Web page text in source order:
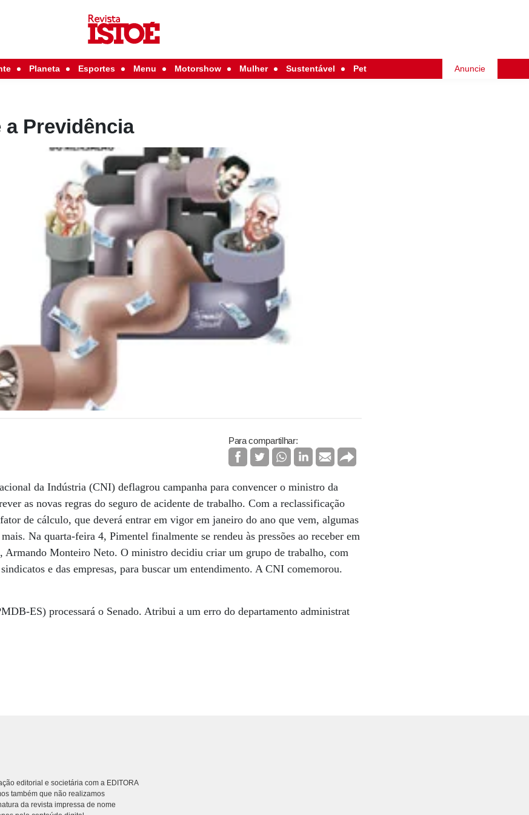
Planeta Esportes Menu Motorshow Mulher Sustentável Pet Anuncie
a Previdência
Para compartilhar:
da Indústria (CNI) deflagrou campanha para convencer o ministro da
as novas regras do seguro de acidente de trabalho. Com a reclassificação
de cálculo, que deverá entrar em vigor em janeiro do ano que vem, algumas
Na quarta-feira 4, Pimentel finalmente se rendeu às pressões ao receber em
Armando Monteiro Neto. O ministro decidiu criar um grupo de trabalho, com
e das empresas, para buscar um entendimento. A CNI comemorou.
ES) processará o Senado. Atribui a um erro do departamento administrat
editorial e societária com a EDITORA
também que não realizamos
da revista impressa de nome